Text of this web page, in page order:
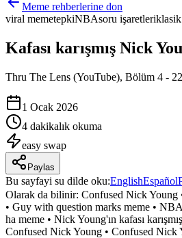
Meme rehberlerine don
viral memetepkiNBAsoru işaretleri
Kafası karışmış Nick
Thru The Lens (YouTube), Bölüm 4 -
1 Ocak 2026
4 dakikalık okuma
easy swap
Paylas
Bu sayfayi su dilde oku:EnglishEspañol
Olarak da bilinir: Confused Nick Young
• Guy with question marks meme •
ha meme • Nick Young'ın kafası
Confused Nick Young • Confused Nick